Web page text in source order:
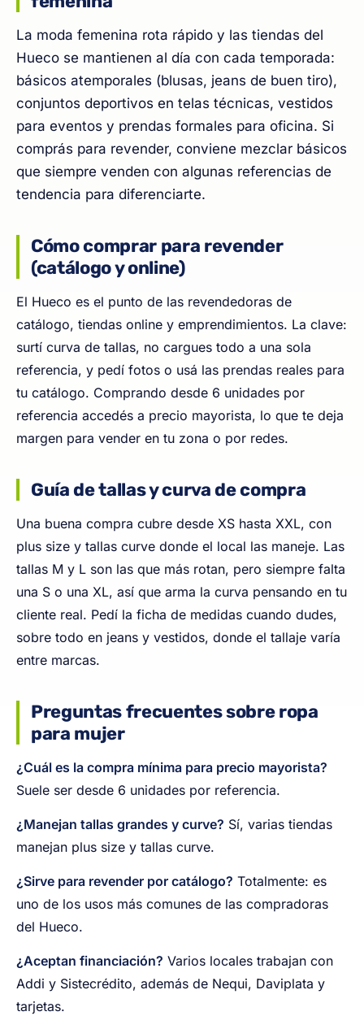
La moda femenina rota rápido y las tiendas del
Hueco se mantienen al día con cada temporada:
básicos atemporales (blusas, jeans de buen tiro),
conjuntos deportivos en telas técnicas, vestidos
para eventos y prendas formales para oficina. Si
comprás para revender, conviene mezclar básicos
que siempre venden con algunas referencias de
tendencia para diferenciarte.
Cómo comprar para revender
(catálogo y online)
El Hueco es el punto de las revendedoras de
catálogo, tiendas online y emprendimientos. La clave:
surtí curva de tallas, no cargues todo a una sola
referencia, y pedí fotos o usá las prendas reales para
tu catálogo. Comprando desde 6 unidades por
referencia accedés a precio mayorista, lo que te deja
margen para vender en tu zona o por redes.
Guía de tallas y curva de compra
Una buena compra cubre desde XS hasta XXL, con
plus size y tallas curve donde el local las maneje. Las
tallas M y L son las que más rotan, pero siempre falta
una S o una XL, así que arma la curva pensando en tu
cliente real. Pedí la ficha de medidas cuando dudes,
sobre todo en jeans y vestidos, donde el tallaje varía
entre marcas.
Preguntas frecuentes sobre ropa
para mujer
¿Cuál es la compra mínima para precio mayorista?
Suele ser desde 6 unidades por referencia.
¿Manejan tallas grandes y curve? Sí, varias tiendas
manejan plus size y tallas curve.
¿Sirve para revender por catálogo? Totalmente: es
uno de los usos más comunes de las compradoras
del Hueco.
¿Aceptan financiación? Varios locales trabajan con
Addi y Sistecrédito, además de Nequi, Daviplata y
tarjetas.